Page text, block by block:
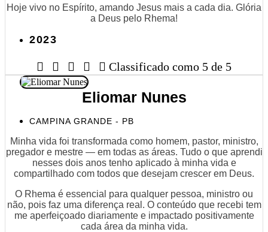
Hoje vivo no Espírito, amando Jesus mais a cada dia. Glória
a Deus pelo Rhema!
2023
     Classificado como 5 de 5
Eliomar Nunes
CAMPINA GRANDE - PB
Minha vida foi transformada como homem, pastor, ministro,
pregador e mestre — em todas as áreas. Tudo o que aprendi
nesses dois anos tenho aplicado à minha vida e
compartilhado com todos que desejam crescer em Deus.
O Rhema é essencial para qualquer pessoa, ministro ou
não, pois faz uma diferença real. O conteúdo que recebi tem
me aperfeiçoado diariamente e impactado positivamente
cada área da minha vida.